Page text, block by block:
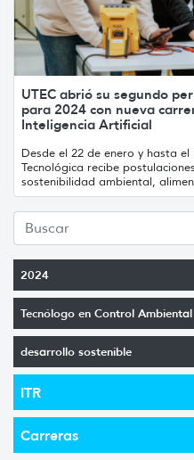
2024
Tecnólogo en Control Ambiental
desarrollo sostenible
ITR
Carreras
UTEC abrió su segundo
para 2024 con nueva
Inteligencia Artificial
Desde el 22 de enero y hasta
Tecnológica recibe
sostenibilidad ambiental,